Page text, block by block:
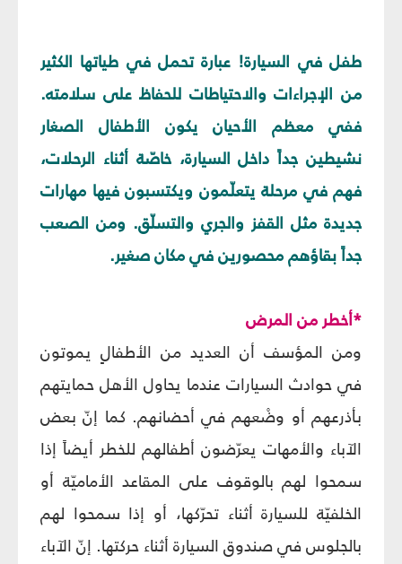
طفل في السيارة! عبارة تحمل في طياتها الكثير
من الإجراءات والاحتياطات للحفاظ على سلامته.
ففي معظم الأحيان يكون الأطفال الصغار
نشيطين جداً داخل السيارة، خاصّة أثناء الرحلات،
فهم في مرحلة يتعلّمون ويكتسبون فيها مهارات
جديدة مثل القفز والجري والتسلّق. ومن الصعب
جداً بقاؤهم محصورين في مكان صغير.
*أخطر من المرض
ومن المؤسف أن العديد من الأطفالٍ يموتون
في حوادث السيارات عندما يحاول الأهل حمايتهم
بأذرعهم أو وضْعهم في أحضانهم. كما إنّ بعض
الآباء والأمهات يعرّضون أطفالهم للخطر أيضاً إذا
سمحوا لهم بالوقوف على المقاعد الأماميّة أو
الخلفيّة للسيارة أثناء تحرّكها، أو إذا سمحوا لهم
بالجلوس في صندوق السيارة أثناء حركتها. إنّ الآباء